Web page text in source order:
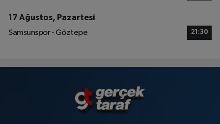
17 Ağustos, Pazartesi
Samsunspor - Göztepe
21:30